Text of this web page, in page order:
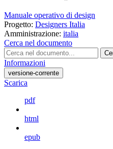
Manuale operativo di design
Progetto: Designers Italia
Amministrazione: italia
Cerca nel documento
Informazioni
versione-corrente
Scarica
pdf
html
epub